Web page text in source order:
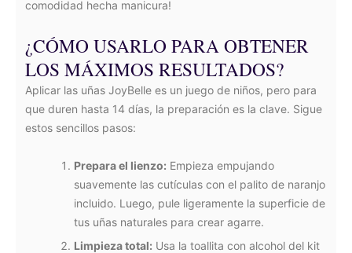
comodidad hecha manicura!
¿CÓMO USARLO PARA OBTENER
LOS MÁXIMOS RESULTADOS?
Aplicar las uñas JoyBelle es un juego de niños, pero para
que duren hasta 14 días, la preparación es la clave. Sigue
estos sencillos pasos:
Prepara el lienzo: Empieza empujando
suavemente las cutículas con el palito de naranjo
incluido. Luego, pule ligeramente la superficie de
tus uñas naturales para crear agarre.
Limpieza total: Usa la toallita con alcohol del kit